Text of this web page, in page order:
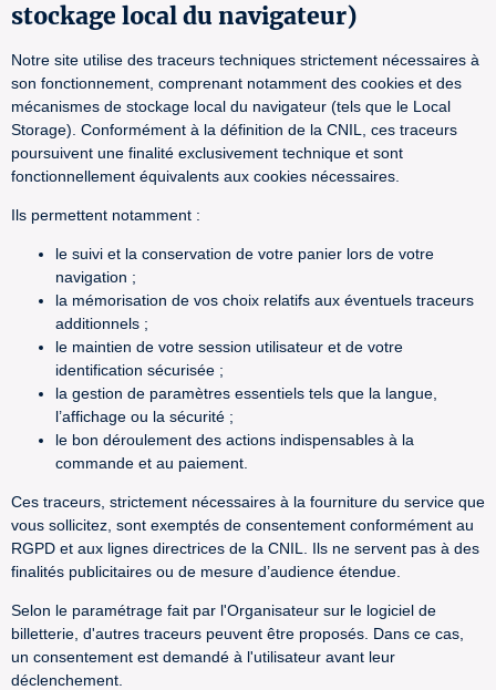
stockage local du navigateur)
Notre site utilise des traceurs techniques strictement nécessaires à
son fonctionnement, comprenant notamment des cookies et des
mécanismes de stockage local du navigateur (tels que le Local
Storage). Conformément à la définition de la CNIL, ces traceurs
poursuivent une finalité exclusivement technique et sont
fonctionnellement équivalents aux cookies nécessaires.
Ils permettent notamment :
le suivi et la conservation de votre panier lors de votre
navigation ;
la mémorisation de vos choix relatifs aux éventuels traceurs
additionnels ;
le maintien de votre session utilisateur et de votre
identification sécurisée ;
la gestion de paramètres essentiels tels que la langue,
l’affichage ou la sécurité ;
le bon déroulement des actions indispensables à la
commande et au paiement.
Ces traceurs, strictement nécessaires à la fourniture du service que
vous sollicitez, sont exemptés de consentement conformément au
RGPD et aux lignes directrices de la CNIL. Ils ne servent pas à des
finalités publicitaires ou de mesure d’audience étendue.
Selon le paramétrage fait par l'Organisateur sur le logiciel de
billetterie, d'autres traceurs peuvent être proposés. Dans ce cas,
un consentement est demandé à l'utilisateur avant leur
déclenchement.